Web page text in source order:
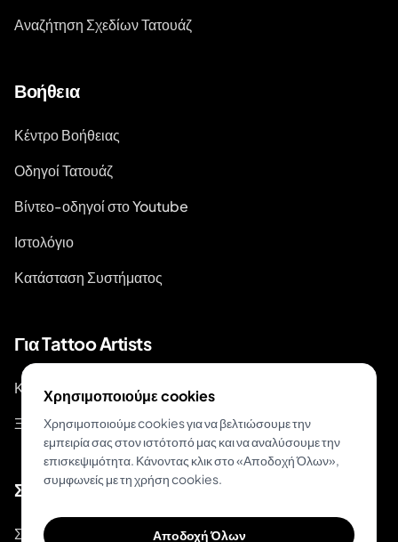
Αναζήτηση Σχεδίων Τατουάζ
Βοήθεια
Κέντρο Βοήθειας
Οδηγοί Τατουάζ
Βίντεο-οδηγοί στο Youtube
Ιστολόγιο
Κατάσταση Συστήματος
Για Tattoo Artists
Κράτηση & Πληρωμή
Ξεκινήστε Κρατήσεις
Σχετικά
Σχετικά με το Inkjin
Χρησιμοποιούμε cookies
Χρησιμοποιούμε cookies για να βελτιώσουμε την
εμπειρία σας στον ιστότοπό μας και να αναλύσουμε την
επισκεψιμότητα. Κάνοντας κλικ στο «Αποδοχή Όλων»,
συμφωνείς με τη χρήση cookies.
Αποδοχή Όλων